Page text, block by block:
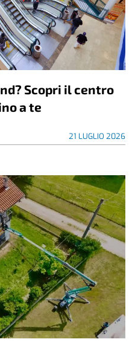
Scopri il centro
a te
21 LUGLIO 2026